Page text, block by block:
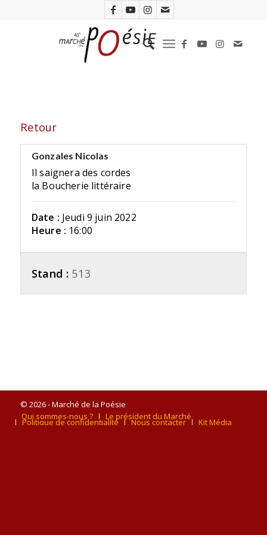
Retour
Gonzales Nicolas
Il saignera des cordes
la Boucherie littéraire
Date : Jeudi 9 juin 2022
Heure : 16:00
Stand : 513
© 2026 - Marché de la Poésie
Qui sommes-nous ?
Le président du Marché
Politique de confidentialité Nous contacter Kit Média